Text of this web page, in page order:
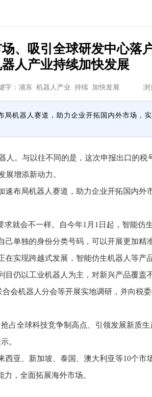
、吸引全球研发中心落
人产业持续加快发展
字：浦东 机器人产业 持续 加快发展 浏
机器人赛道，助力企业开拓国内外市场，
与以往不同的是，这次申报出口的税
增添新动力。
局机器人赛道，助力企业开拓国内外
会不一样。自今年1月1日起，智能仿
单独的身份分类号码，可以开展更加精
现跨越式发展，智能仿生机器人等产
仍以工业机器人为主，对新兴产品覆盖
机器人分会等开展实地调研，并向税委
全球科技竞争制高点、引领发展新质
。
、新加坡、泰国、澳大利亚等10个市
，全面拓展海外市场。